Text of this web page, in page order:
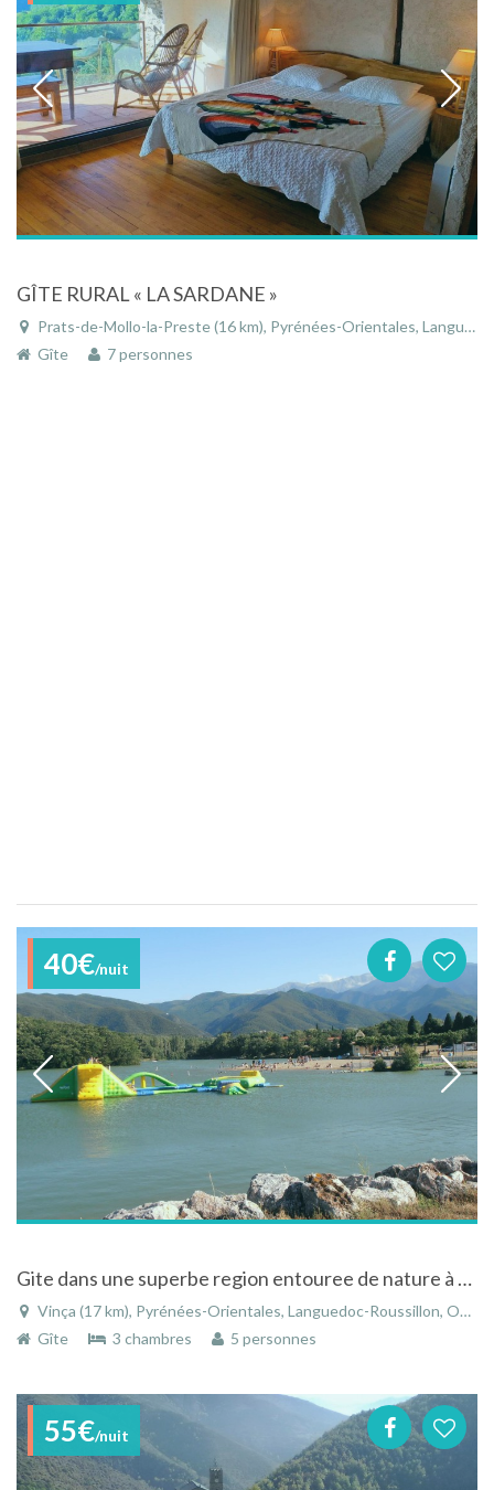
GÎTE RURAL « LA SARDANE »
Prats-de-Mollo-la-Preste (16 km), Pyrénées-Orientales, Languedoc-Roussillon, Occitanie, France
Gîte
7 personnes
40€/nuit
Gite dans une superbe region entouree de nature à Vinça dans les Pyrénées-Orientales - Languedoc-Roussillon
Vinça (17 km), Pyrénées-Orientales, Languedoc-Roussillon, Occitanie, France
Gîte
3 chambres 5 personnes
55€/nuit